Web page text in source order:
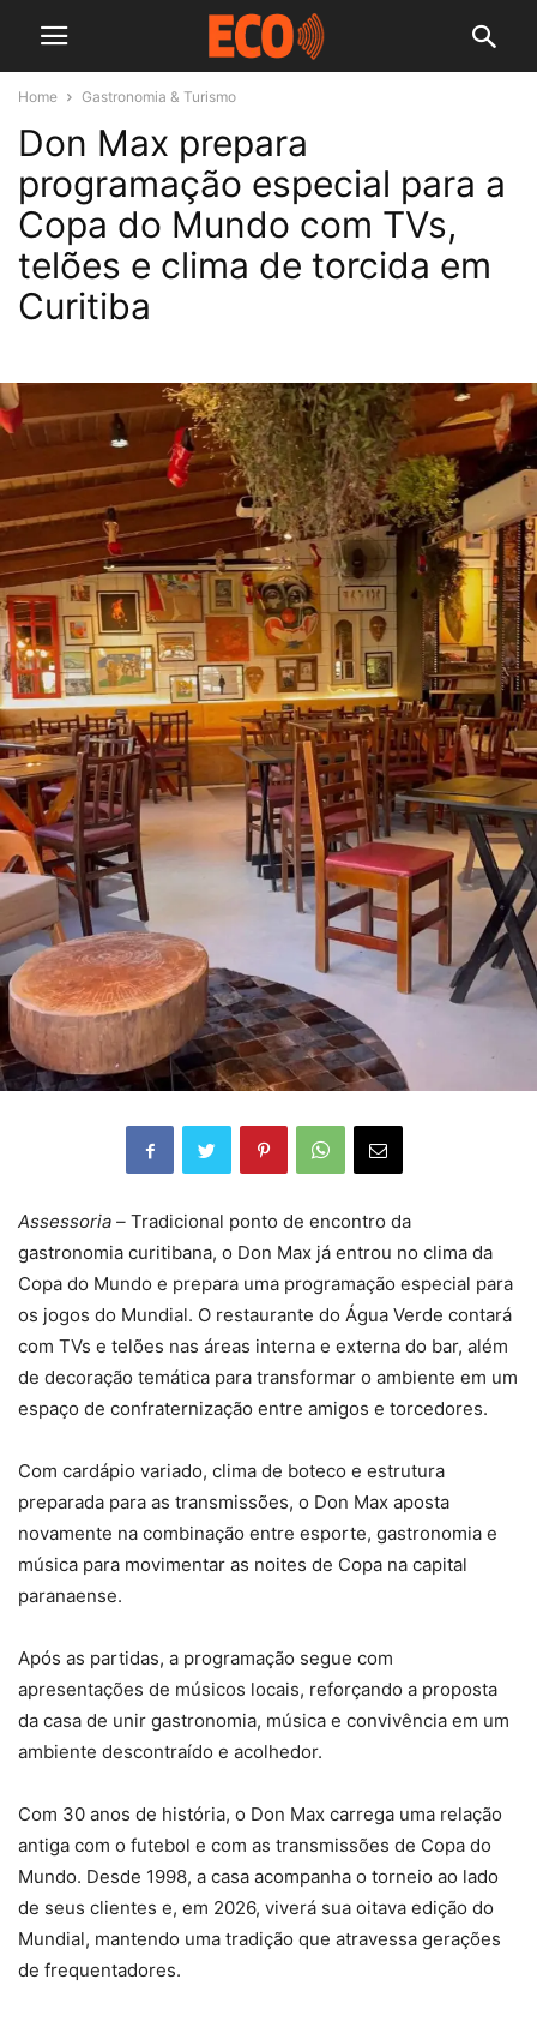
Home Gastronomia & Turismo
Don Max prepara
programação especial para a
Copa do Mundo com TVs,
telões e clima de torcida em
Curitiba
Assessoria – Tradicional ponto de encontro da
gastronomia curitibana, o Don Max já entrou no clima da
Copa do Mundo e prepara uma programação especial para
os jogos do Mundial. O restaurante do Água Verde contará
com TVs e telões nas áreas interna e externa do bar, além
de decoração temática para transformar o ambiente em um
espaço de confraternização entre amigos e torcedores.
Com cardápio variado, clima de boteco e estrutura
preparada para as transmissões, o Don Max aposta
novamente na combinação entre esporte, gastronomia e
música para movimentar as noites de Copa na capital
paranaense.
Após as partidas, a programação segue com
apresentações de músicos locais, reforçando a proposta
da casa de unir gastronomia, música e convivência em um
ambiente descontraído e acolhedor.
Com 30 anos de história, o Don Max carrega uma relação
antiga com o futebol e com as transmissões de Copa do
Mundo. Desde 1998, a casa acompanha o torneio ao lado
de seus clientes e, em 2026, viverá sua oitava edição do
Mundial, mantendo uma tradição que atravessa gerações
de frequentadores.